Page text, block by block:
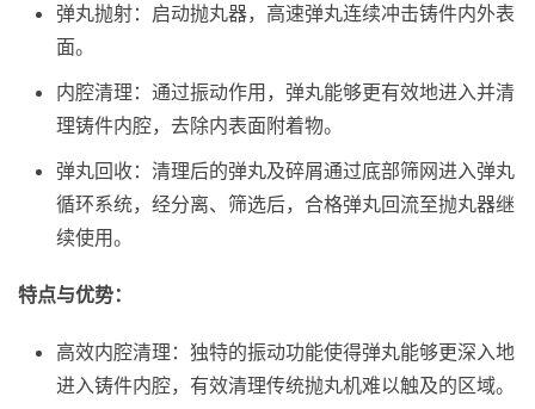
弹丸抛射：启动抛丸器，高速弹丸连续冲击铸件内外表
面。
内腔清理：通过振动作用，弹丸能够更有效地进入并清
理铸件内腔，去除内表面附着物。
弹丸回收：清理后的弹丸及碎屑通过底部筛网进入弹丸
循环系统，经分离、筛选后，合格弹丸回流至抛丸器继
续使用。
特点与优势：
高效内腔清理：独特的振动功能使得弹丸能够更深入地
进入铸件内腔，有效清理传统抛丸机难以触及的区域。